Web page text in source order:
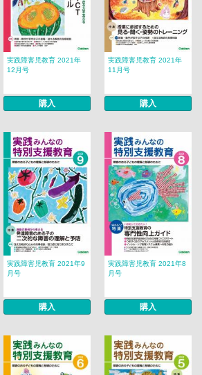
実践障害児教育 2021年
12月号
購入
実践障害児教育 2021年
11月号
購入
実践障害児教育 2021年9
月号
購入
実践障害児教育 2021年8
月号
購入